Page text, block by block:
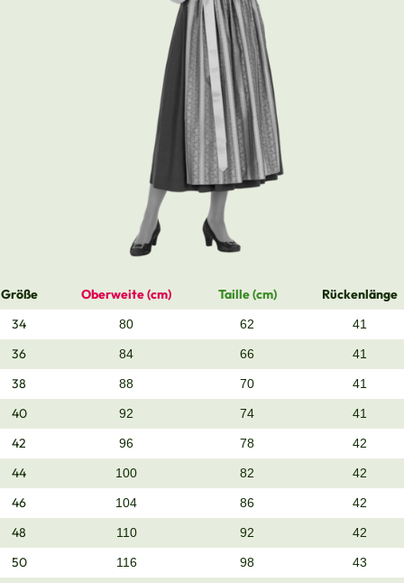
Größe Oberweite (cm) Taille (cm)
Rückenlänge
34
80 62 41
36 84 66 41
38 88 70 41
40 92 74 41
42 96 78 42
44 100 82 42
46 104 86 42
48 110 92 42
50 116 98 43